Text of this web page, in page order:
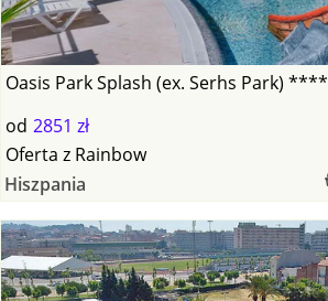
Oasis Park Splash (ex. Serhs Park) ****
od 2851 zł
Oferta z Rainbow
Hiszpania